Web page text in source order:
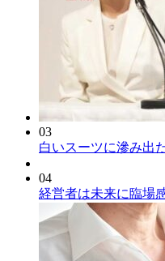
03
白いスーツに滲み出
04
経営者は未来に臨場